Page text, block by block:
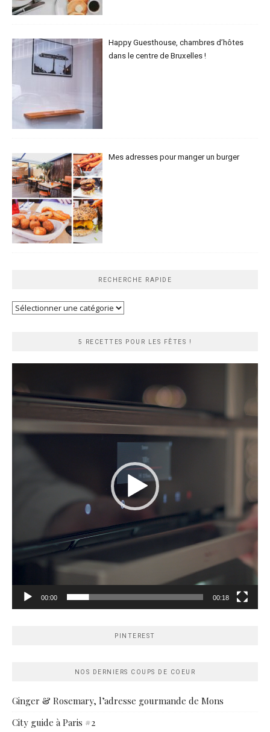
Happy Guesthouse, chambres d’hôtes
dans le centre de Bruxelles !
Mes adresses pour manger un burger
RECHERCHE RAPIDE
Recherche
5 RECETTES POUR LES FÊTES !
00:00 00:18
PINTEREST
NOS DERNIERS COUPS DE COEUR
Ginger & Rosemary, l’adresse gourmande de Mons
City guide à Paris #2